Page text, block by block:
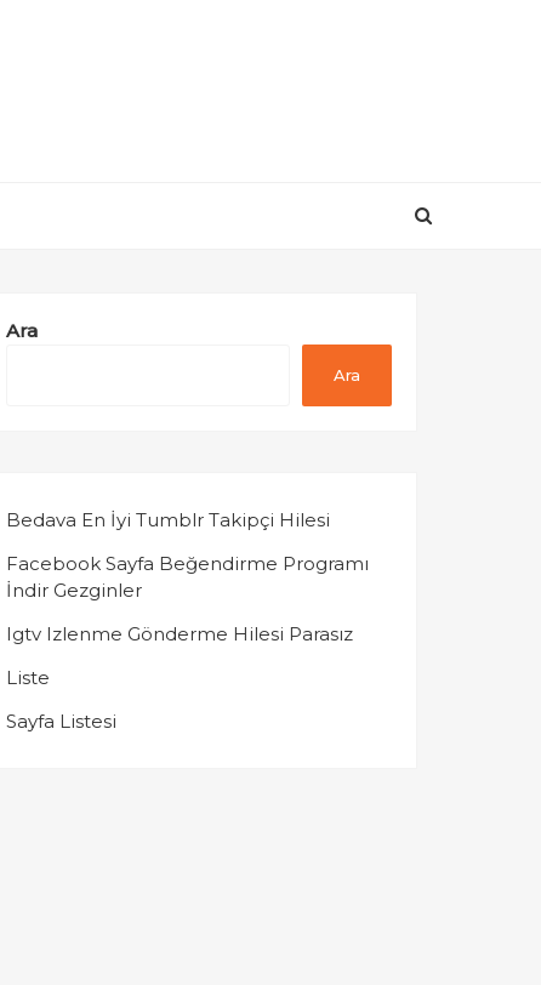
Ara
Ara
Bedava En İyi Tumblr Takipçi Hilesi
Facebook Sayfa Beğendirme Programı
İndir Gezginler
Igtv Izlenme Gönderme Hilesi Parasız
Liste
Sayfa Listesi